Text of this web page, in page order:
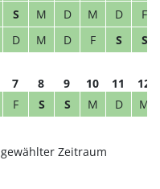
S M D M D
F
D M D F S S
7 8 9 10 11
12
F S S M D M
gewählter Zeitraum